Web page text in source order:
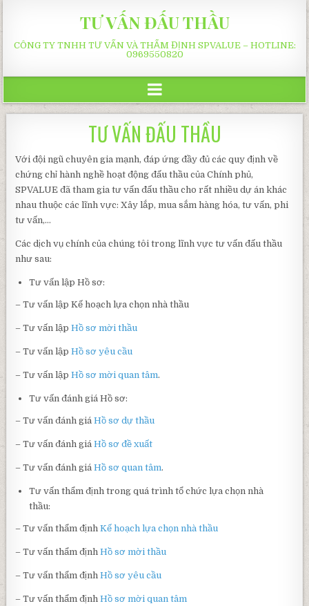
TƯ VẤN ĐẤU THẦU
CÔNG TY TNHH TƯ VẤN VÀ THẨM ĐỊNH SPVALUE – HOTLINE:
0969550820
TƯ VẤN ĐẤU THẦU
Với đội ngũ chuyên gia mạnh, đáp ứng đầy đủ các quy định về
chứng chỉ hành nghề hoạt động đấu thầu của Chính phủ,
SPVALUE đã tham gia tư vấn đấu thầu cho rất nhiều dự án khác
nhau thuộc các lĩnh vực: Xây lắp, mua sắm hàng hóa, tư vấn, phi
tư vấn,…
Các dịch vụ chính của chúng tôi trong lĩnh vực tư vấn đấu thầu
như sau:
Tư vấn lập Hồ sơ:
– Tư vấn lập Kế hoạch lựa chọn nhà thầu
– Tư vấn lậpHồ sơ mời thầu
– Tư vấn lậpHồ sơ yêu cầu
– Tư vấn lậpHồ sơ mời quan tâm.
Tư vấn đánh giá Hồ sơ:
– Tư vấn đánh giáHồ sơ dự thầu
– Tư vấn đánh giáHồ sơ đề xuất
– Tư vấn đánh giáHồ sơ quan tâm.
Tư vấn thẩm định trong quá trình tổ chức lựa chọn nhà
thầu:
– Tư vấn thẩm địnhKế hoạch lựa chọn nhà thầu
– Tư vấn thẩm địnhHồ sơ mời thầu
– Tư vấn thẩm địnhHồ sơ yêu cầu
– Tư vấn thẩm địnhHồ sơ mời quan tâm